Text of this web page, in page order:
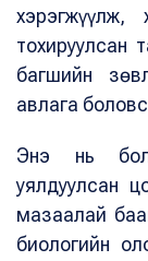
хэрэгжүүлж,
тохируулсан
багшийн
авлага
Энэ нь
уялдуулсан
мазаалай
биологийн